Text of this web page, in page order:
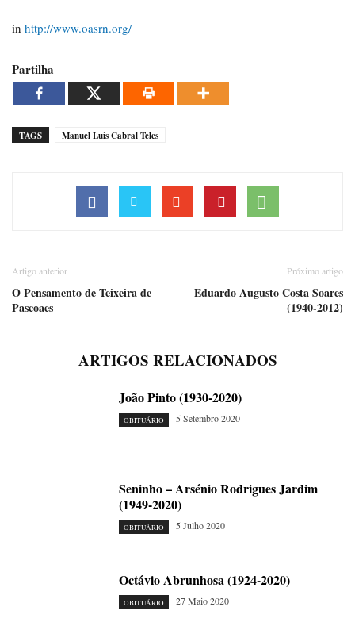
in http://www.oasrn.org/
Partilha
TAGS Manuel Luís Cabral Teles
Artigo anterior
O Pensamento de Teixeira de
Pascoaes
Próximo artigo
Eduardo Augusto Costa Soares
(1940-2012)
ARTIGOS RELACIONADOS
João Pinto (1930-2020)
OBITUÁRIO 5 Setembro 2020
Seninho – Arsénio Rodrigues Jardim
(1949-2020)
OBITUÁRIO 5 Julho 2020
Octávio Abrunhosa (1924-2020)
OBITUÁRIO 27 Maio 2020